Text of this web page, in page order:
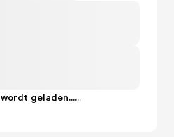
geladen......